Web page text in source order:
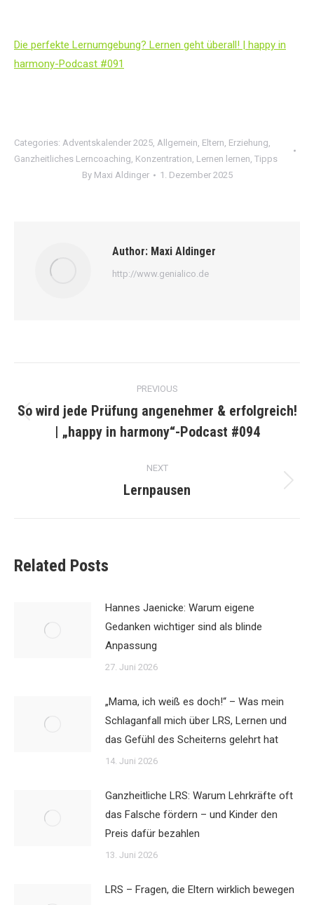
Die perfekte Lernumgebung? Lernen geht überall! | happy in
harmony-Podcast #091
Categories: Adventskalender 2025, Allgemein, Eltern, Erziehung,
Ganzheitliches Lerncoaching, Konzentration, Lernen lernen, Tipps
By Maxi Aldinger 1. Dezember 2025
Author: Maxi Aldinger
http://www.genialico.de
navigation
PREVIOUS
Previous
post:
So wird jede Prüfung angenehmer & erfolgreich!
| „happy in harmony“-Podcast #094
NEXT
Next
Lernpausen
Related Posts
Hannes Jaenicke: Warum eigene
Gedanken wichtiger sind als blinde
Anpassung
27. Juni 2026
„Mama, ich weiß es doch!“ – Was mein
Schlaganfall mich über LRS, Lernen und
das Gefühl des Scheiterns gelehrt hat
14. Juni 2026
Ganzheitliche LRS: Warum Lehrkräfte oft
das Falsche fördern – und Kinder den
Preis dafür bezahlen
13. Juni 2026
LRS – Fragen, die Eltern wirklich bewegen